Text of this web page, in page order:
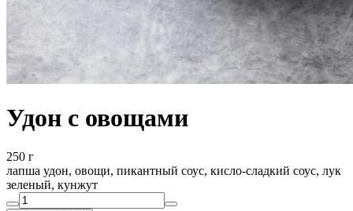
Удон с овощами
250 г
лапша удон, овощи, пикантный соус, кисло-сладкий соус, лук
зеленый, кунжут